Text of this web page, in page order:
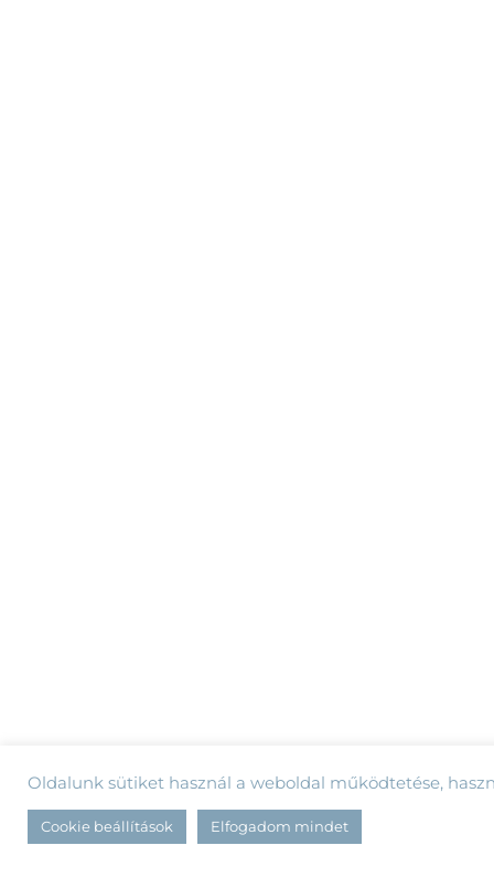
Oldalunk sütiket használ a weboldal működtetése,
Cookie beállítások Elfogadom mindet